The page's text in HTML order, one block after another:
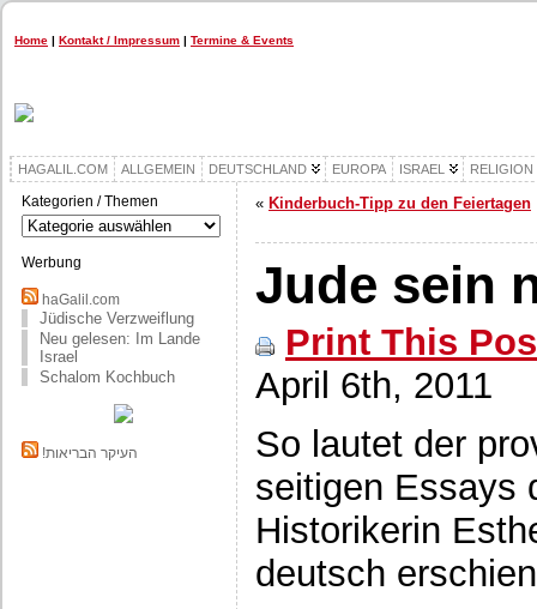
Home | Kontakt / Impressum | Termine & Events
HAGALIL.COM ALLGEMEIN DEUTSCHLAND EUROPA ISRAEL RELIGION
Kategorien / Themen
Kategorien
/
Themen
Werbung
haGalil.com
Jüdische Verzweiflung
Neu gelesen: Im Lande
Israel
Schalom Kochbuch
!העיקר הבריאות
« Kinderbuch-Tipp zu den Feiertagen
Jude sein
Print This
April 6th, 2011
So lautet der
seitigen Essays
Historikerin
deutsch